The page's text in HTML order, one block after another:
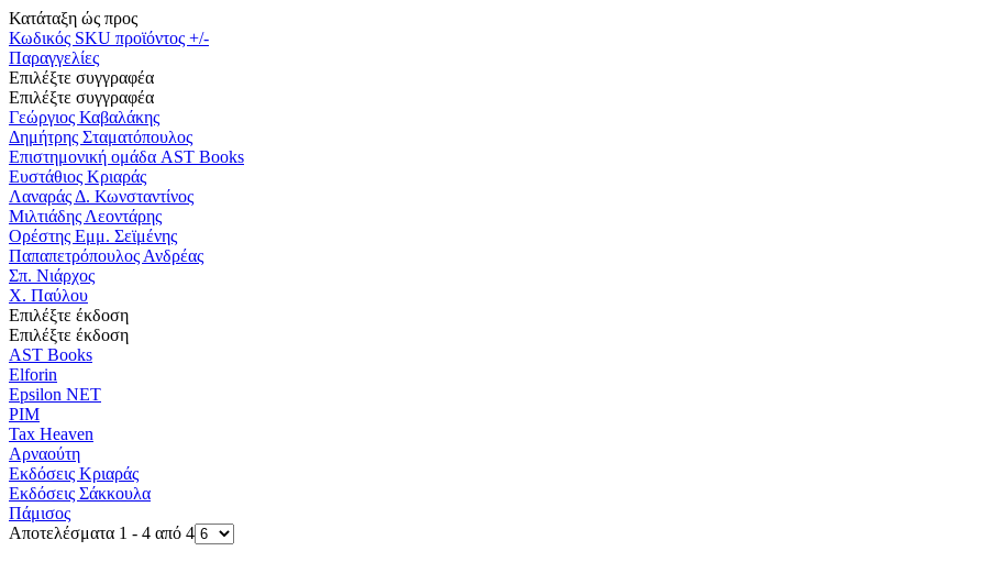
Κατάταξη ώς προς
Κωδικός SKU προϊόντος +/-
Παραγγελίες
Επιλέξτε συγγραφέα
Επιλέξτε συγγραφέα
Γεώργιος Καβαλάκης
Δημήτρης Σταματόπουλος
Επιστημονική ομάδα AST Books
Ευστάθιος Κριαράς
Λαναράς Δ. Κωνσταντίνος
Μιλτιάδης Λεοντάρης
Ορέστης Εμμ. Σεϊμένης
Παπαπετρόπουλος Ανδρέας
Σπ. Νιάρχος
Χ. Παύλου
Επιλέξτε έκδοση
Επιλέξτε έκδοση
AST Books
Elforin
Epsilon NET
PIM
Tax Heaven
Αρναούτη
Εκδόσεις Κριαράς
Εκδόσεις Σάκκουλα
Πάμισος
Αποτελέσματα 1 - 4 από 4